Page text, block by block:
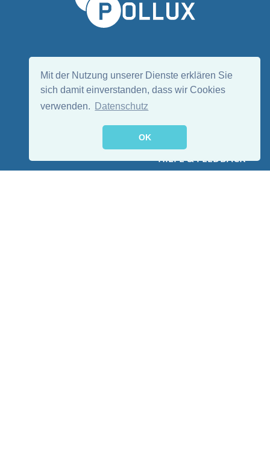
Mit der Nutzung unserer Dienste erklären Sie
sich damit einverstanden, dass wir Cookies
verwenden.
Datenschutz
OK
HILFE & FEEDBACK
EN